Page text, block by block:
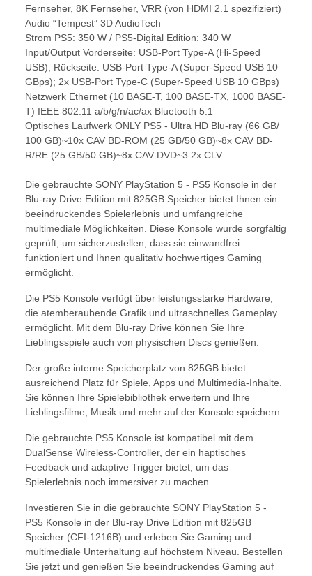
Fernseher, 8K Fernseher, VRR (von HDMI 2.1 spezifiziert)
Audio “Tempest” 3D AudioTech
Strom PS5: 350 W / PS5-Digital Edition: 340 W
Input/Output Vorderseite: USB-Port Type-A (Hi-Speed
USB); Rückseite: USB-Port Type-A (Super-Speed USB 10
GBps); 2x USB-Port Type-C (Super-Speed USB 10 GBps)
Netzwerk Ethernet (10 BASE-T, 100 BASE-TX, 1000 BASE-
T) IEEE 802.11 a/b/g/n/ac/ax Bluetooth 5.1
Optisches Laufwerk ONLY PS5 - Ultra HD Blu-ray (66 GB/
100 GB)~10x CAV BD-ROM (25 GB/50 GB)~8x CAV BD-
R/RE (25 GB/50 GB)~8x CAV DVD~3.2x CLV
Die gebrauchte SONY PlayStation 5 - PS5 Konsole in der
Blu-ray Drive Edition mit 825GB Speicher bietet Ihnen ein
beeindruckendes Spielerlebnis und umfangreiche
multimediale Möglichkeiten. Diese Konsole wurde sorgfältig
geprüft, um sicherzustellen, dass sie einwandfrei
funktioniert und Ihnen qualitativ hochwertiges Gaming
ermöglicht.
Die PS5 Konsole verfügt über leistungsstarke Hardware,
die atemberaubende Grafik und ultraschnelles Gameplay
ermöglicht. Mit dem Blu-ray Drive können Sie Ihre
Lieblingsspiele auch von physischen Discs genießen.
Der große interne Speicherplatz von 825GB bietet
ausreichend Platz für Spiele, Apps und Multimedia-Inhalte.
Sie können Ihre Spielebibliothek erweitern und Ihre
Lieblingsfilme, Musik und mehr auf der Konsole speichern.
Die gebrauchte PS5 Konsole ist kompatibel mit dem
DualSense Wireless-Controller, der ein haptisches
Feedback und adaptive Trigger bietet, um das
Spielerlebnis noch immersiver zu machen.
Investieren Sie in die gebrauchte SONY PlayStation 5 -
PS5 Konsole in der Blu-ray Drive Edition mit 825GB
Speicher (CFI-1216B) und erleben Sie Gaming und
multimediale Unterhaltung auf höchstem Niveau. Bestellen
Sie jetzt und genießen Sie beeindruckendes Gaming auf